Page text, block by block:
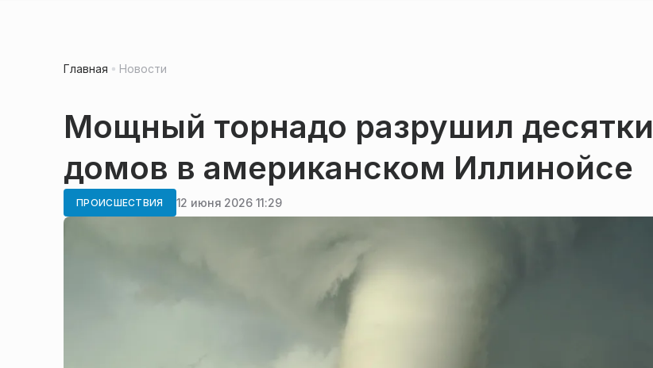
Главная Новости
Мощный торнадо разрушил десятки
домов в американском Иллинойсе
ПРОИСШЕСТВИЯ 12 июня 2026 11:29